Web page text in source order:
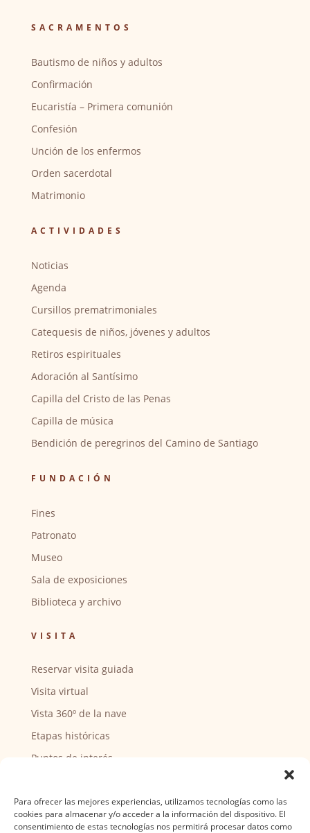
Para ofrecer las mejores experiencias, utilizamos tecnologías como las
cookies para almacenar y/o acceder a la información del dispositivo. El
consentimiento de estas tecnologías nos permitirá procesar datos como
SACRAMENTOS
Bautismo de niños y adultos
Confirmación
Eucaristía – Primera comunión
Confesión
Unción de los enfermos
Orden sacerdotal
Matrimonio
ACTIVIDADES
Noticias
Agenda
Cursillos prematrimoniales
Catequesis de niños, jóvenes y adultos
Retiros espirituales
Adoración al Santísimo
Capilla del Cristo de las Penas
Capilla de música
Bendición de peregrinos del Camino de Santiago
FUNDACIÓN
Fines
Patronato
Museo
Sala de exposiciones
Biblioteca y archivo
VISITA
Reservar visita guiada
Visita virtual
Vista 360º de la nave
Etapas históricas
Puntos de interés
Actividades y horarios